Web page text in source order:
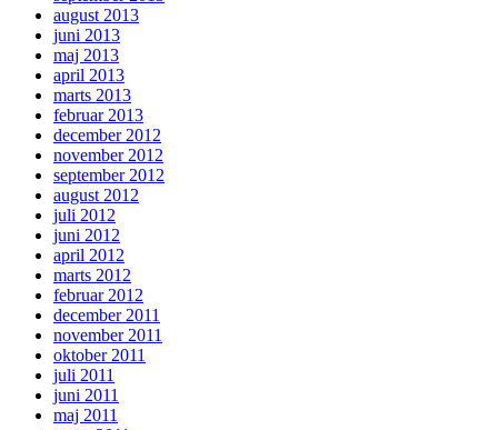
august 2013
juni 2013
maj 2013
april 2013
marts 2013
februar 2013
december 2012
november 2012
september 2012
august 2012
juli 2012
juni 2012
april 2012
marts 2012
februar 2012
december 2011
november 2011
oktober 2011
juli 2011
juni 2011
maj 2011